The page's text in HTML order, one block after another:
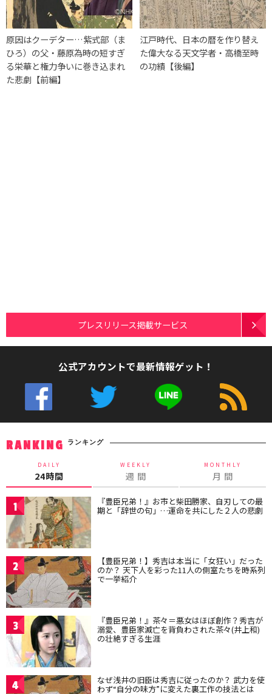
原因はクーデター…紫式部（ま
ひろ）の父・藤原為時の短すぎ
る栄華と権力争いに巻き込まれ
た悲劇【前編】
江戸時代、日本の暦を作り替え
た偉大なる天文学者・高橋至時
の功績【後編】
プレスリリース掲載サービス
公式アカウントで最新情報ゲット！
RANKING ランキング
DAILY
24時間
WEEKLY
週 間
MONTHLY
月 間
1 『豊臣兄弟！』お市と柴田勝家、自刃しての最
期と「辞世の句」…運命を共にした２人の悲劇
2 【豊臣兄弟！】秀吉は本当に「女狂い」だった
のか？ 天下人を彩った11人の側室たちを時系列
で一挙紹介
3 『豊臣兄弟！』茶々＝悪女はほぼ創作？秀吉が
溺愛、豊臣家滅亡を背負わされた茶々(井上和)
の壮絶すぎる生涯
4 なぜ浅井の旧臣は秀吉に従ったのか？ 武力を使
わず“自分の味方”に変えた裏工作の技法とは